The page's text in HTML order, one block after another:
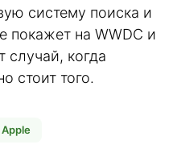
систему поиска и
покажет на WWDC и
случай, когда
стоит того.